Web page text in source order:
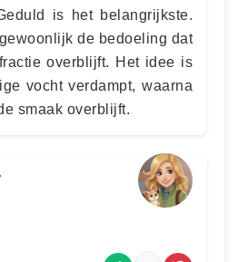
is het belangrijkste.
de bedoeling dat
overblijft. Het idee is
vocht verdampt, waarna
smaak overblijft.